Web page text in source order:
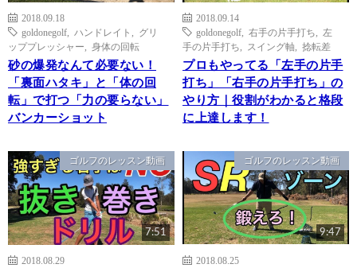
2018.09.18
goldonegolf
ハンドレイト
グリ
ッププレッシャー
身体の回転
砂の爆発なんて必要ない！
「裏面ハタキ」と「体の回
転」で打つ「力の要らない」
バンカーショット
2018.09.14
goldonegolf
右手の片手打ち
左
手の片手打ち
スイング軸 捻転差
プロもやってる「左手の片手
打ち」「右手の片手打ち」の
やり方｜役割がわかると格段
に上達します！
ゴルフのレッスン動画
7:51
2018.08.29
ゴルフのレッスン動画
9:47
2018.08.25